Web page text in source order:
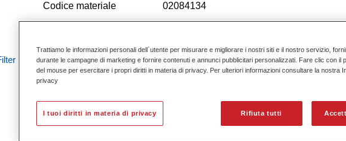
Codice materiale 02084134
Continua a leggere
Trattiamo le informazioni personali dell`utente per misurare e migliorare i nostri siti e il nostro servizio,
durante le campagne di marketing e fornire contenuti e annunci pubblicitari personalizzati. Fare clic con il
del mouse per esercitare i propri diritti in materia di privacy. Per ulteriori informazioni consultare la nostra
privacy
Rifiuta tutti
I tuoi diritti in materia di privacy